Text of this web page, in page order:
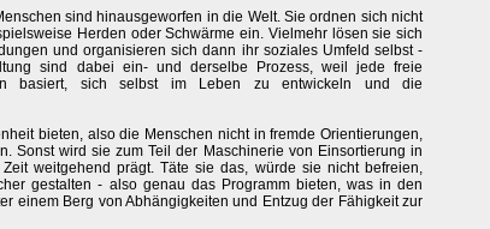
sind hinausgeworfen in die Welt. Sie ordnen sich nicht
Herden oder Schwärme ein. Vielmehr lösen sie sich
und organisieren sich dann ihr soziales Umfeld selbst -
sind dabei ein- und derselbe Prozess, weil jede freie
basiert, sich selbst im Leben zu entwickeln und die
bieten, also die Menschen nicht in fremde Orientierungen,
Sonst wird sie zum Teil der Maschinerie von Einsortierung in
weitgehend prägt. Täte sie das, würde sie nicht befreien,
gestalten - also genau das Programm bieten, was in den
einem Berg von Abhängigkeiten und Entzug der Fähigkeit zur